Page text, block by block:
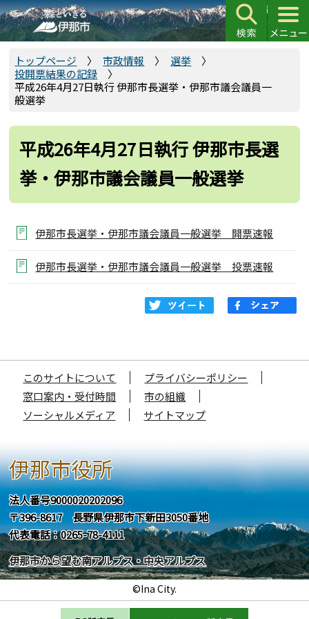
こ
の
ペ
頭
トップページ 市政情報
選挙
投開票結果の記録
平成26年4月27日執行 伊那市長選挙・伊那市議会議員一
般選挙
平成26年4月27日執行 伊那市長選
挙・伊那市議会議員一般選挙
伊那市長選挙・伊那市議会議員一般選挙 開票速報
伊那市長選挙・伊那市議会議員一般選挙 投票速報
このサイトについて
プライバシーポリシー
窓口案内・受付時間
市の組織
ソーシャルメディア
サイトマップ
伊那市役所
法人番号9000020202096
〒396-8617 長野県伊那市下新田3050番地
代表電話：0265-78-4111
伊那市から望む南アルプス・中央アルプス
©Ina City.